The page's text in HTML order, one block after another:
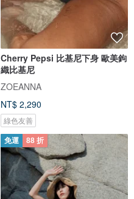
Cherry Pepsi 比基尼下身 歐美鉤
織比基尼
ZOEANNA
NT$ 2,290
綠色友善
免運 88 折